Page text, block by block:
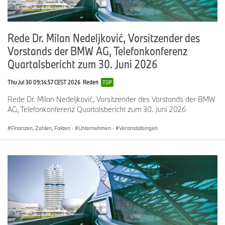
Antifragil und zukunftssicher.
Meine Damen und Herren,
das haben wir im Geschäftsjahr 2025 erreicht:
• Unseren Renditekorridor im Segment Automobile.
• Ein Konzernergebnis vor Steuern von über 10 Milliarden
Euro.
• Eine um 10 Cent erhöhte Dividende – auf 4,40 Euro. Pro
Dabei gab es ungünstige Währungseffekte und einen schwierigen
Markt in China. Und die Zölle. Wir haben unser Geschäft extrem
diszipliniert gesteuert.
Und alle haben mitgezogen. 2,5 Milliarden Euro haben wir
eingespart.
Rede Dr. Milan Nedeljković, Vorsitzender des
Vorstands der BMW AG, Telefonkonferenz
Quartalsbericht zum 30. Juni 2026
Thu Jul 30 09:14:57 CEST 2026 Reden TOP
Rede Dr. Milan Nedeljković, Vorsitzender des Vorstands der BMW
AG, Telefonkonferenz Quartalsbericht zum 30. Juni 2026
Finanzen, Zahlen, Fakten · Unternehmen · Veranstaltungen